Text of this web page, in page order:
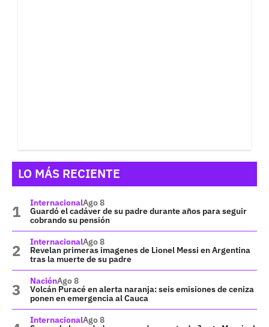
LO MÁS RECIENTE
InternacionalAgo 8
Guardó el cadáver de su padre durante años para seguir
cobrando su pensión
InternacionalAgo 8
Revelan primeras imagenes de Lionel Messi en Argentina
tras la muerte de su padre
NaciónAgo 8
Volcán Puracé en alerta naranja: seis emisiones de ceniza
ponen en emergencia al Cauca
InternacionalAgo 8